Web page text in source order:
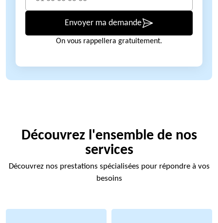
Envoyer ma demande
On vous rappellera gratuitement.
Découvrez l'ensemble de nos
services
Découvrez nos prestations spécialisées pour répondre à vos
besoins